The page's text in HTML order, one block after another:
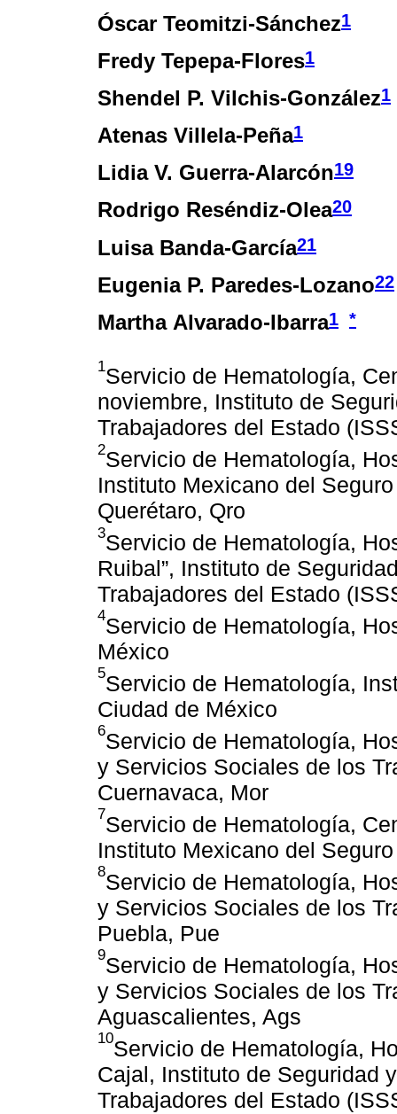
Óscar Teomitzi-Sánchez1
Fredy Tepepa-Flores1
Shendel P. Vilchis-González1
Atenas Villela-Peña1
Lidia V. Guerra-Alarcón19
Rodrigo Reséndiz-Olea20
Luisa Banda-García21
Eugenia P. Paredes-Lozano22
Martha Alvarado-Ibarra1 *
1Servicio de Hematología,
noviembre, Instituto de
Trabajadores del Estado
2Servicio de Hematología,
Instituto Mexicano del
Querétaro, Qro
3Servicio de Hematología,
Ruibal”, Instituto de
Trabajadores del Estado
4Servicio de Hematología,
México
5Servicio de Hematología,
Ciudad de México
6Servicio de Hematología,
y Servicios Sociales de los
Cuernavaca, Mor
7Servicio de Hematología,
Instituto Mexicano del
8Servicio de Hematología,
y Servicios Sociales de los
Puebla, Pue
9Servicio de Hematología,
y Servicios Sociales de los
Aguascalientes, Ags
10Servicio de Hematología,
Cajal, Instituto de Seguridad
Trabajadores del Estado